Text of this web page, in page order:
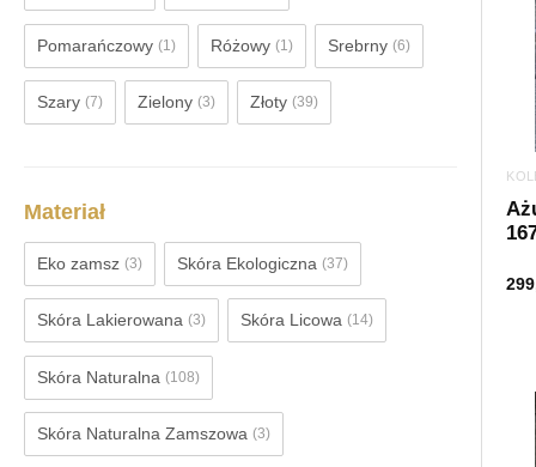
Pomarańczowy (1) Różowy (1) Srebrny (6)
Szary (7) Zielony (3) Złoty (39)
Materiał
Eko zamsz (3) Skóra Ekologiczna (37)
Skóra Lakierowana (3) Skóra Licowa (14)
Skóra Naturalna (108)
Skóra Naturalna Zamszowa (3)